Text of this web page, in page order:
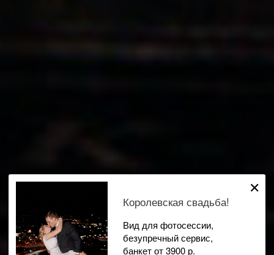
✕
Королевская свадьба!
Вид для фотосессии,
безупречный сервис,
банкет от 3900 р.